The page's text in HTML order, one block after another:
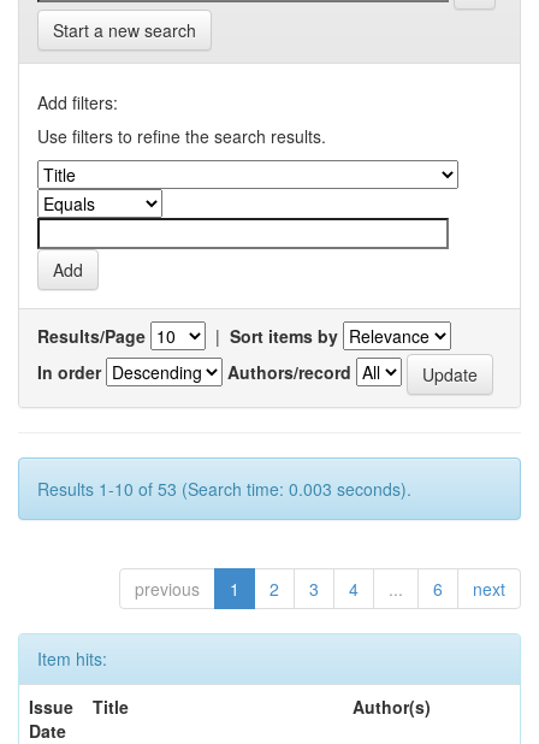
Start a new search
Add filters:
Use filters to refine the search results.
Results/Page | Sort items by
In order
Authors/record
Results 1-10 of 53 (Search time: 0.003 seconds).
previous 1 2 3 4 ... 6 next
Item hits:
Issue
Date
Title Author(s)